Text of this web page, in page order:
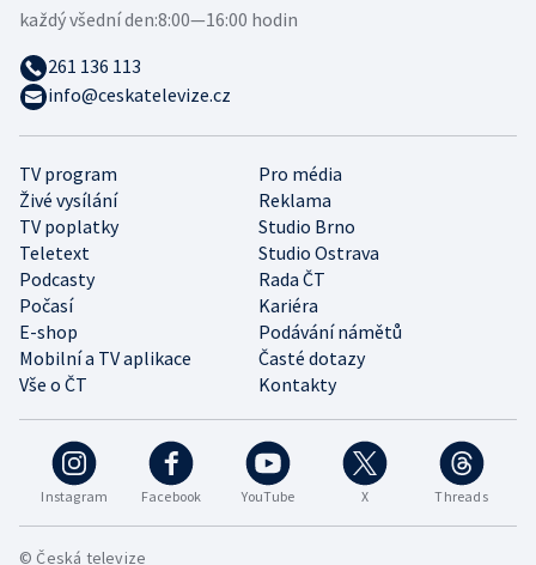
Instagram Facebook YouTube X Threads
TV program
Pro média
Živé vysílání
Reklama
TV poplatky
Studio Brno
Teletext
Studio Ostrava
Podcasty
Rada ČT
Počasí
Kariéra
E-shop
Podávání námětů
Mobilní a TV aplikace
Časté dotazy
Vše o ČT
Kontakty
každý všední den:8:00—16:00 hodin
261 136 113
info@ceskatelevize.cz
© Česká televize